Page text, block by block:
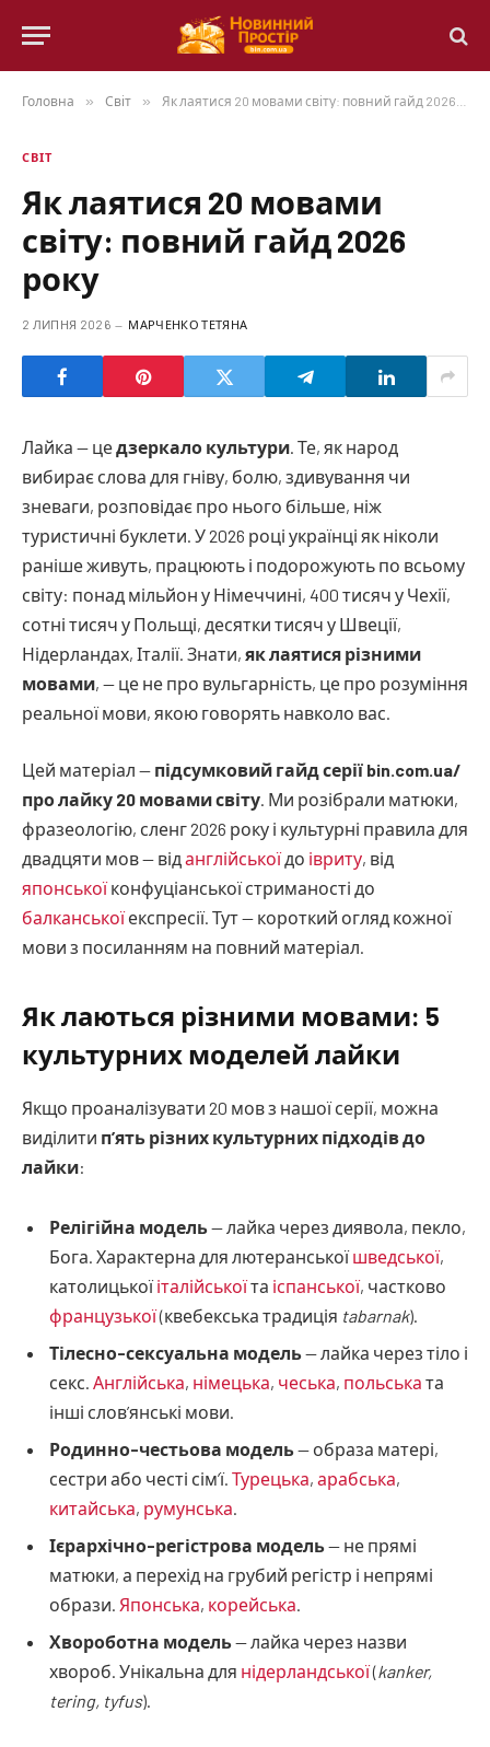
Головна » Світ » Як лаятися 20 мовами світу: повний гайд 2026 року
СВІТ
Як лаятися 20 мовами
світу: повний гайд 2026
року
2 ЛИПНЯ 2026 МАРЧЕНКО ТЕТЯНА
Лайка — цедзеркало культури. Те, як народ
вибирає слова для гніву, болю, здивування чи
зневаги, розповідає про нього більше, ніж
туристичні буклети. У 2026 році українці як ніколи
раніше живуть, працюють і подорожують по всьому
світу: понад мільйон у Німеччині, 400 тисяч у Чехії,
сотні тисяч у Польщі, десятки тисяч у Швеції,
Нідерландах, Італії. Знати, як лаятися різними
мовами, — це не про вульгарність, це про розуміння
реальної мови, якою говорять навколо вас.
Цей матеріал — підсумковий гайд серії bin.com.ua/
про лайку 20 мовами світу . Ми розібрали матюки,
фразеологію, сленг 2026 року і культурні правила для
двадцяти мов — від англійськоїдо івриту, від
японськоїконфуціанської стриманості до
балканськоїекспресії. Тут — короткий огляд кожної
мови з посиланням на повний матеріал.
Як лаються різними мовами: 5
культурних моделей лайки
Якщо проаналізувати 20 мов з нашої серії, можна
виділити п’ять різних культурних підходів до
лайки:
Релігійна модель— лайка через диявола, пекло,
Бога. Характерна для лютеранськоїшведської,
католицькоїіталійськоїта іспанської, частково
французької(квебекська традиція tabarnak).
Тілесно-сексуальна модель— лайка через тіло і
секс. Англійська, німецька, чеська, польська та
інші слов’янські мови.
Родинно-честьова модель— образа матері,
сестри або честі сім’ї. Турецька, арабська,
китайська, румунська.
Ієрархічно-регістрова модель— не прямі
матюки, а перехід на грубий регістр і непрямі
образи. Японська, корейська.
Хвороботна модель— лайка через назви
хвороб. Унікальна для нідерландської(kanker,
tering, tyfus).